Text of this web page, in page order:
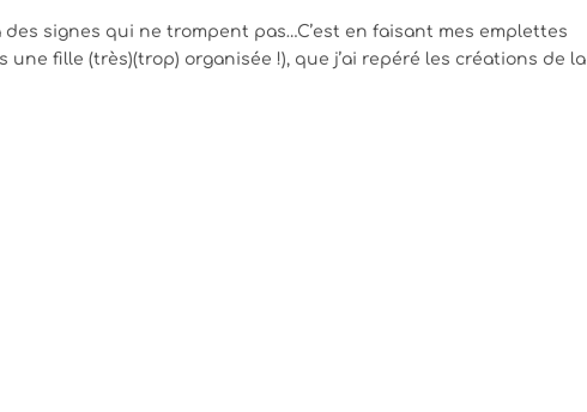
signes qui ne trompent pas…C’est en faisant mes emplettes
fille (très)(trop) organisée !), que j’ai repéré les créations de la